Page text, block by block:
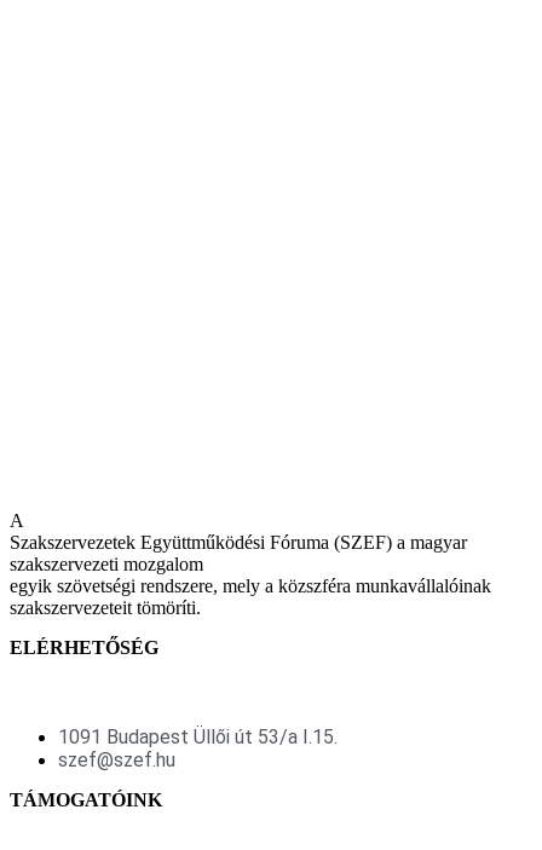
A
Szakszervezetek Együttműködési Fóruma (SZEF) a magyar
szakszervezeti mozgalom
egyik szövetségi rendszere, mely a közszféra munkavállalóinak
szakszervezeteit tömöríti.
ELÉRHETŐSÉG
1091 Budapest Üllői út 53/a I.15.
szef@szef.hu
TÁMOGATÓINK